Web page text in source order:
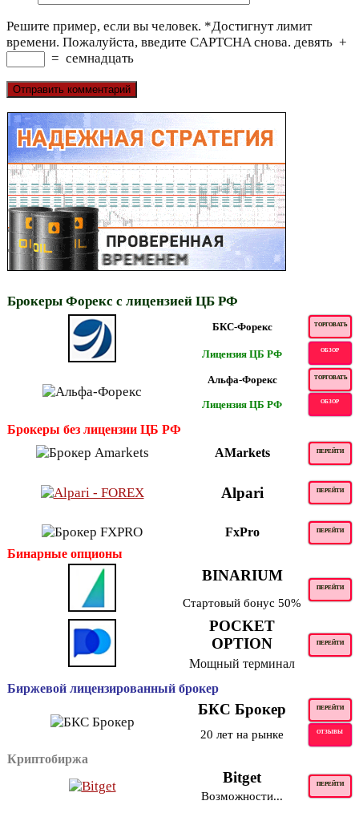
Решите пример, если вы человек. *Достигнут лимит
времени. Пожалуйста, введите CAPTCHA снова. девять +
= семнадцать
Брокеры Форекс с лицензией ЦБ РФ
БКС-Форекс ТОРГОВАТЬ
Лицензия ЦБ РФ ОБЗОР
Альфа-Форекс ТОРГОВАТЬ
Лицензия ЦБ РФ ОБЗОР
Брокеры без лицензии ЦБ РФ
AMarkets
ПЕРЕЙТИ
Alpari ПЕРЕЙТИ
FxPro ПЕРЕЙТИ
Бинарные опционы
BINARIUM
ПЕРЕЙТИ
Стартовый бонус 50%
POCKET
OPTION
ПЕРЕЙТИ
Мощный терминал
Биржевой лицензированный брокер
БКС Брокер ПЕРЕЙТИ
20 лет на рынке ОТЗЫВЫ
Криптобиржа
Bitget ПЕРЕЙТИ
Возможности...